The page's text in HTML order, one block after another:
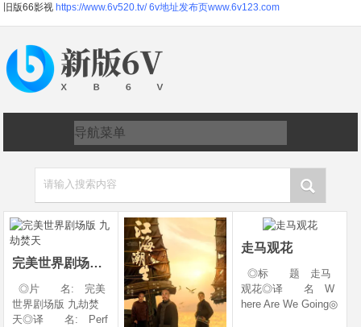
旧版66影视 https://www.6v520.tv/ 6v地址发布页www.6v123.com
请输入搜索内容
完美世界剧场版 九劫焚天
◎片 名: 完美
世界剧场版 九劫焚
天◎译 名: Perf
走马观花
◎标 题 走马
观花◎译 名 W
here Are We Going◎